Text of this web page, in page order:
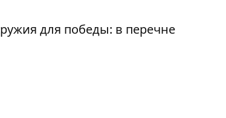
для победы: в перечне